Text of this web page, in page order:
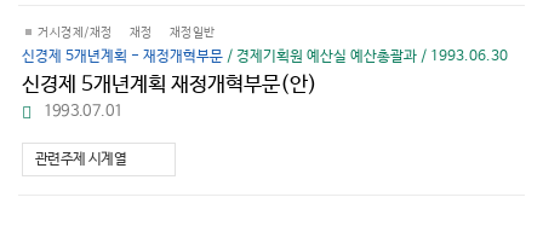
거시경제/재정 재정 재정일반
신경제 5개년계획 - 재정개혁부문 / 경제기획원 예산실 예산총괄과 / 1993.06.30
신경제 5개년계획 재정개혁부문(안)
파
다
운
로
1993.07.01
관련주제 시계열